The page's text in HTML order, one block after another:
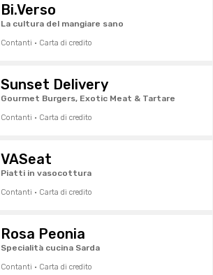
Bi.Verso
La cultura del mangiare sano
Contanti · Carta di credito
Sunset Delivery
Gourmet Burgers, Exotic Meat & Tartare
Contanti · Carta di credito
VASeat
Piatti in vasocottura
Contanti · Carta di credito
Rosa Peonia
Specialità cucina Sarda
Contanti · Carta di credito